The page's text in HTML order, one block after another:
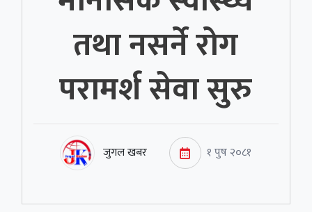
तथा नसर्ने रोग
परामर्श सेवा सुरु
जुगल खबर १ पुष २०८१